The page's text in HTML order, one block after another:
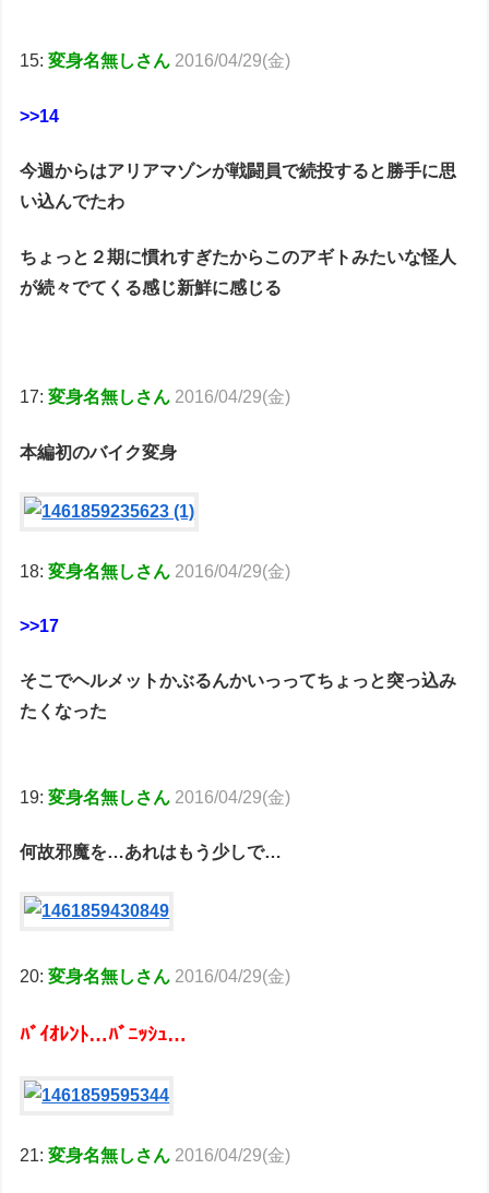
15:変身名無しさん 2016/04/29(金)
>>14
今週からはアリアマゾンが戦闘員で続投すると勝手に思
い込んでたわ
ちょっと２期に慣れすぎたからこのアギトみたいな怪人
が続々でてくる感じ新鮮に感じる
17:変身名無しさん 2016/04/29(金)
本編初のバイク変身
18:変身名無しさん 2016/04/29(金)
>>17
そこでヘルメットかぶるんかいっってちょっと突っ込み
たくなった
19:変身名無しさん 2016/04/29(金)
何故邪魔を…あれはもう少しで…
20:変身名無しさん 2016/04/29(金)
ﾊﾞｲｵﾚﾝﾄ…ﾊﾞﾆｯｼｭ…
21:変身名無しさん 2016/04/29(金)